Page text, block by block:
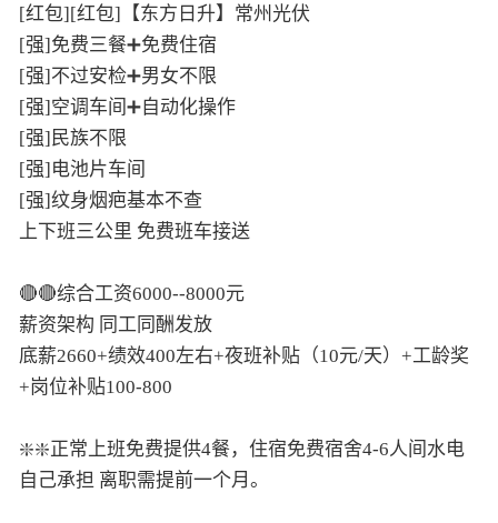
[红包][红包]【东方日升】常州光伏
[强]免费三餐➕免费住宿
[强]不过安检➕男女不限
[强]空调车间➕自动化操作
[强]民族不限
[强]电池片车间
[强]纹身烟疤基本不查
上下班三公里 免费班车接送
🔴🔴综合工资6000--8000元
薪资架构 同工同酬发放
底薪2660+绩效400左右+夜班补贴（10元/天）+工龄奖
+岗位补贴100-800
❇️❇️正常上班免费提供4餐，住宿免费宿舍4-6人间水电
自己承担 离职需提前一个月。